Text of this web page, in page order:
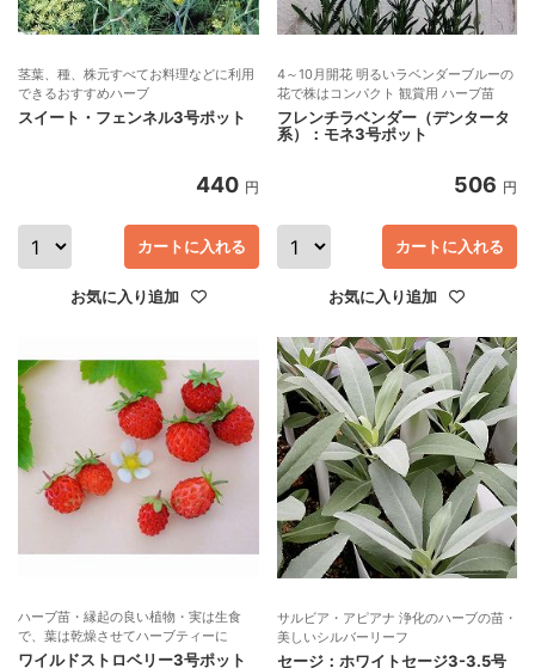
茎葉、種、株元すべてお料理などに利用
できるおすすめハーブ
スイート・フェンネル3号ポット
440 円
カートに入れる
お気に入り追加
4～10月開花 明るいラベンダーブルーの
花で株はコンパクト 観賞用 ハーブ苗
フレンチラベンダー（デンタータ
系）：モネ3号ポット
506 円
カートに入れる
お気に入り追加
ハーブ苗・縁起の良い植物・実は生食
で、葉は乾燥させてハーブティーに
ワイルドストロベリー3号ポット
サルビア・アピアナ 浄化のハーブの苗・
美しいシルバーリーフ
セージ：ホワイトセージ3-3.5号